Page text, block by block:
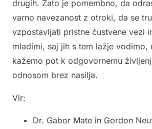
drugih. Zato je pomembno, da
varno navezanost z otroki, da se
vzpostavljati pristne čustvene vezi
mladimi, saj jih s tem lažje vodimo,
kažemo pot k odgovornemu
odnosom brez nasilja.
Vir:
Dr. Gabor Mate in Gordon